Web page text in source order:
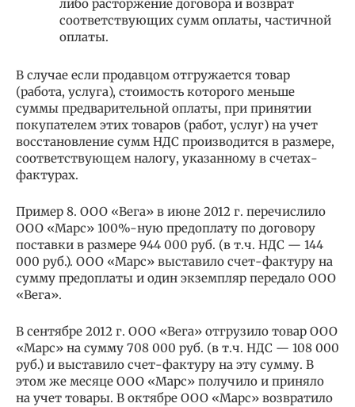
либо расторжение договора и возврат
соответствующих сумм оплаты, частичной
оплаты.
В случае если продавцом отгружается товар
(работа, услуга), стоимость которого меньше
суммы предварительной оплаты, при принятии
покупателем этих товаров (работ, услуг) на учет
восстановление сумм НДС производится в размере,
соответствующем налогу, указанному в счетах-
фактурах.
Пример 8. ООО «Вега» в июне 2012 г. перечислило
ООО «Марс» 100%-ную предоплату по договору
поставки в размере 944 000 руб. (в т.ч. НДС — 144
000 руб.). ООО «Марс» выставило счет-фактуру на
сумму предоплаты и один экземпляр передало ООО
«Вега».
В сентябре 2012 г. ООО «Вега» отгрузило товар ООО
«Марс» на сумму 708 000 руб. (в т.ч. НДС — 108 000
руб.) и выставило счет-фактуру на эту сумму. В
этом же месяце ООО «Марс» получило и приняло
на учет товары. В октябре ООО «Марс» возвратило